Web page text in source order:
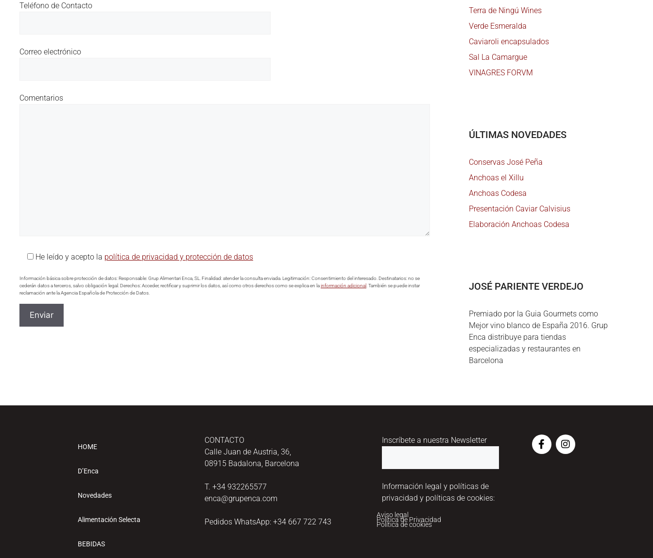
Teléfono de Contacto
Correo electrónico
Comentarios
He leído y acepto la política de privacidad y protección de datos
Información básica sobre protección de datos: Responsable: Grup Alimentari Enca, SL. Finalidad: atender la consulta enviada. Legitimación: Consentimiento del interesado. Destinatarios: no se
cederán datos a terceros, salvo obligación legal. Derechos: Acceder, rectificar y suprimir los datos, así como otros derechos como se explica en lainformación adicional . También se puede instar
reclamación ante la Agencia Española de Protección de Datos.
Terra de Ningú Wines
Verde Esmeralda
Caviaroli encapsulados
Sal La Camargue
VINAGRES FORVM
ÚLTIMAS NOVEDADES
Conservas José Peña
Anchoas el Xillu
Anchoas Codesa
Presentación Caviar Calvisius
Elaboración Anchoas Codesa
JOSÉ PARIENTE VERDEJO
Premiado por la Guia Gourmets como
Mejor vino blanco de España 2016. Grup
Enca distribuye para tiendas
especializadas y restaurantes en
Barcelona
HOME
D’Enca
Novedades
Alimentación Selecta
BEBIDAS
CONTACTO
Calle Juan de Austria, 36,
08915 Badalona, Barcelona
T. +34 932265577
enca@grupenca.com
Pedidos WhatsApp: +34 667 722 743
Inscríbete a nuestra Newsletter
Información legal y políticas de
privacidad y políticas de cookies:
Aviso legal
Política de Privacidad
Política de cookies